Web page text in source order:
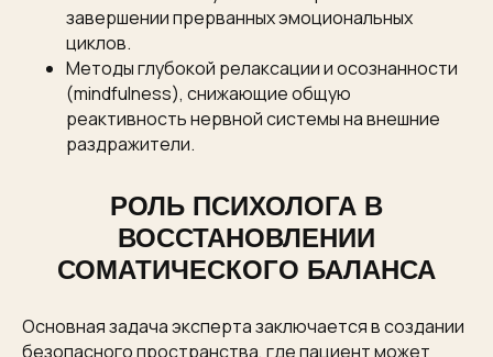
завершении прерванных эмоциональных
циклов.
Методы глубокой релаксации и осознанности
(mindfulness), снижающие общую
реактивность нервной системы на внешние
раздражители.
РОЛЬ ПСИХОЛОГА В
ВОССТАНОВЛЕНИИ
СОМАТИЧЕСКОГО БАЛАНСА
Основная задача эксперта заключается в создании
безопасного пространства, где пациент может